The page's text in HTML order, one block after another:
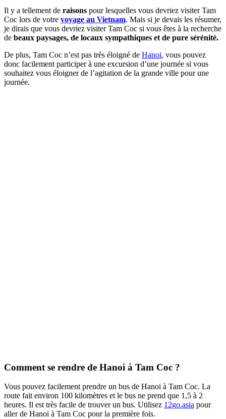
Il y a tellement de raisons pour lesquelles vous devriez visiter Tam
Coc lors de votre voyage au Vietnam. Mais si je devais les résumer,
je dirais que vous devriez visiter Tam Coc si vous êtes à la recherche
de beaux paysages, de locaux sympathiques et de pure sérénité.
De plus, Tam Coc n’est pas très éloigné de Hanoi, vous pouvez
donc facilement participer à une excursion d’une journée si vous
souhaitez vous éloigner de l’agitation de la grande ville pour une
journée.
Comment se rendre de Hanoi à Tam Coc ?
Vous pouvez facilement prendre un bus de Hanoi à Tam Coc. La
route fait environ 100 kilomètres et le bus ne prend que 1,5 à 2
heures. Il est très facile de trouver un bus. Utilisez 12go.asia pour
aller de Hanoi à Tam Coc pour la première fois.